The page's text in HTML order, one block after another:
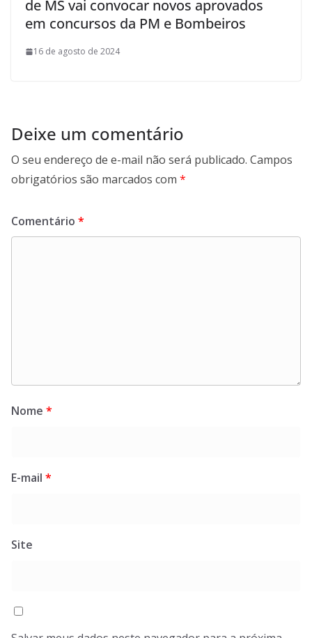
de MS vai convocar novos aprovados
em concursos da PM e Bombeiros
16 de agosto de 2024
Deixe um comentário
O seu endereço de e-mail não será publicado. Campos
obrigatórios são marcados com *
Comentário *
Nome *
E-mail *
Site